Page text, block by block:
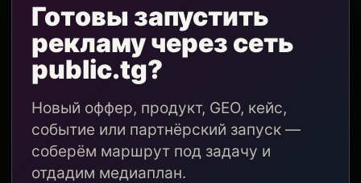
Готовы запустить
рекламу через сеть
public.tg?
Новый оффер, продукт, GEO, кейс,
событие или партнёрский запуск —
соберём маршрут под задачу и
отдадим медиаплан.